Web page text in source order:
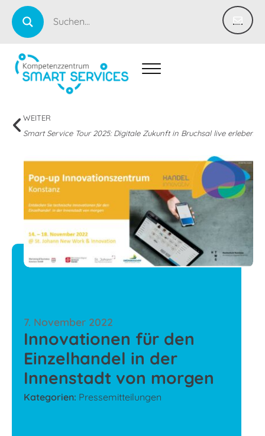
WEITER
Smart Service Tour 2025: Digitale Zukunft in Bruchsal live erleben
Innovationen für den
Einzelhandel in der
Innenstadt von morgen
7. November 2022
Kategorien: Pressemitteilungen